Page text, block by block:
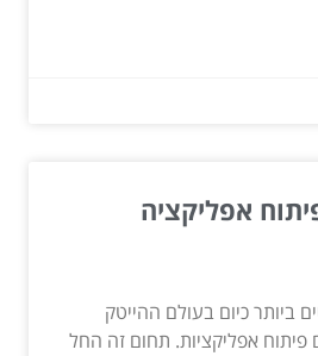
אפליקציה
ביותר כיום בעולם ההייטק
פיתוח אפליקציות. תחום זה החל